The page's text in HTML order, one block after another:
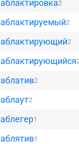
аблактировка2
аблактируемый2
аблактирующий2
аблактирующийся
аблатив2
аблаут2
аблегер1
аблятив1